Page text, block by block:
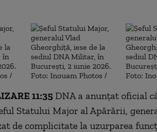
11:35DNA a anunțat oficial
Statului Major al Apărării,
de complicitate la uzurparea